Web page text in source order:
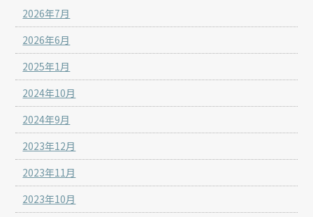
2026年7月
2026年6月
2025年1月
2024年10月
2024年9月
2023年12月
2023年11月
2023年10月